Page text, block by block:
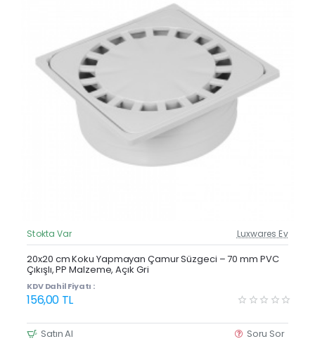
Güncel Fiyat
Yeni Ürün
Stokta Var Luxwares Ev
20x20 cm Koku Yapmayan Çamur Süzgeci – 70 mm PVC
Çıkışlı, PP Malzeme, Açık Gri
KDV Dahil Fiyatı :
156,00 TL
Satın Al Soru Sor